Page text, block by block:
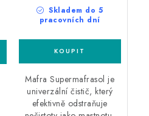
Skladem do 5
pracovních dní
Mafra Supermafrasol je
univerzální čistič, který
efektivně odstraňuje